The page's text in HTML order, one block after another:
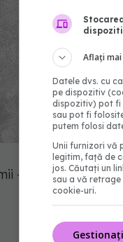
- FOTO:
Aflați
Datele dvs. cu
pe dispozitiv
dispozitiv) pot fi
sau pot fi
putem folosi
Unii furnizori vă
legitim, față de
jos. Căutați un
sau a vă
cookie-uri.